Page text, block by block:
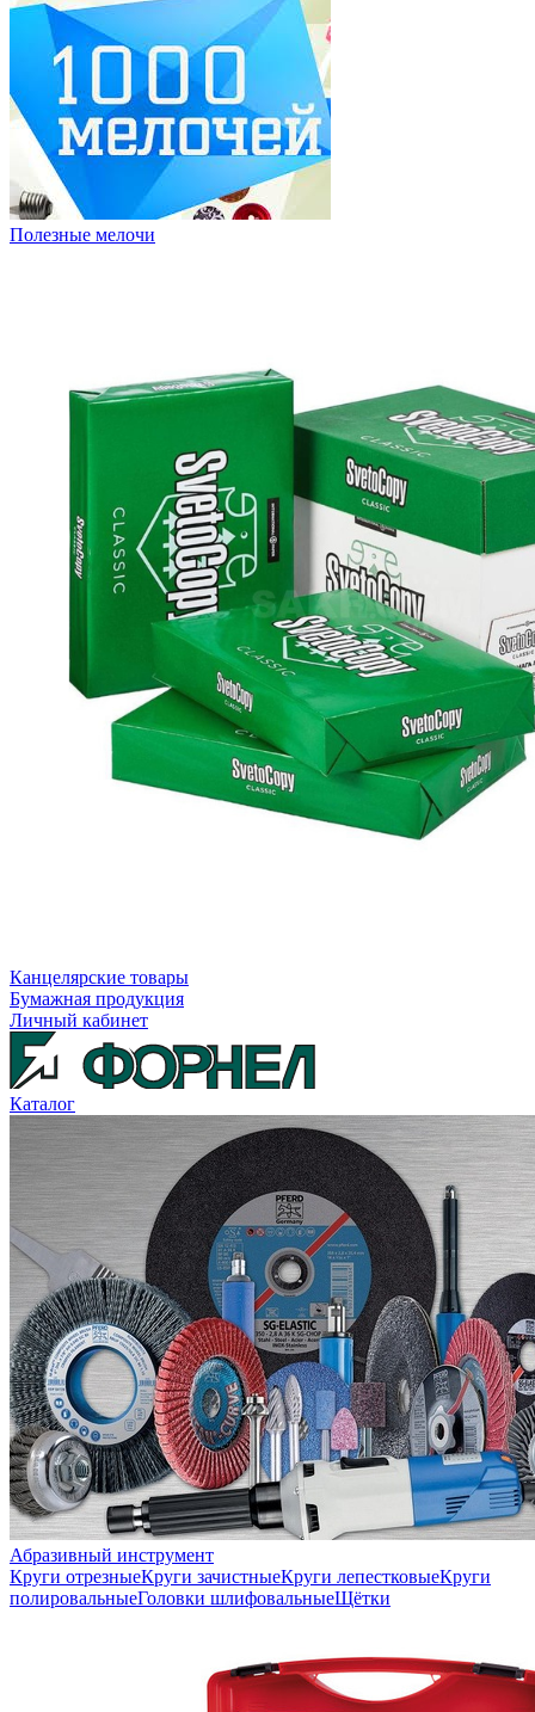
Полезные мелочи
Канцелярские товары
Бумажная продукция
Личный кабинет
Каталог
Абразивный инструмент
Круги отрезныеКруги зачистныеКруги лепестковыеКруги
полировальныеГоловки шлифовальныеЩётки